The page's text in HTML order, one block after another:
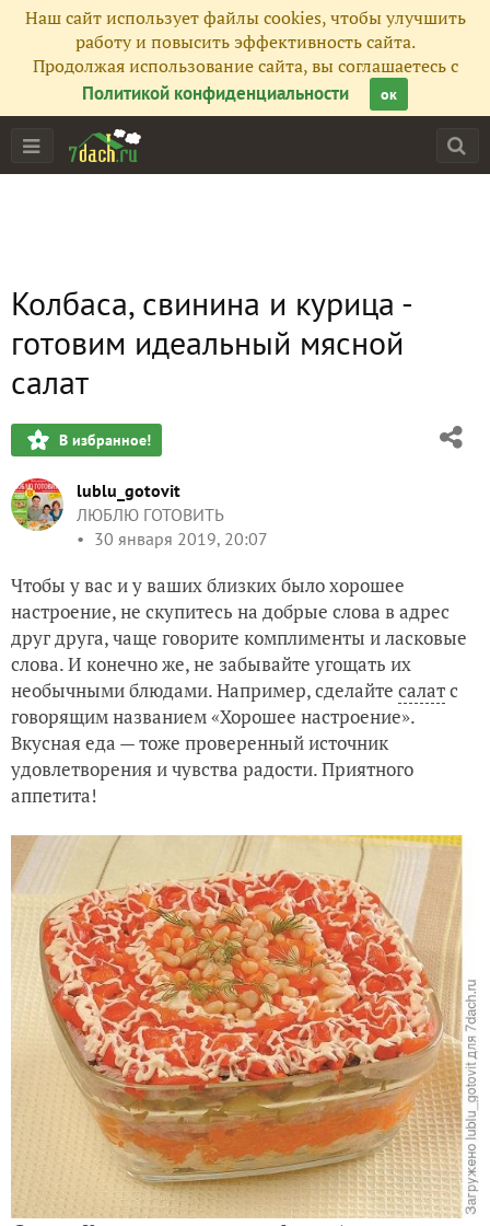
Наш сайт использует файлы cookies, чтобы улучшить
работу и повысить эффективность сайта.
Продолжая использование сайта, вы соглашаетесь с
Политикой конфиденциальности
ок
Колбаса, свинина и курица -
готовим идеальный мясной
салат
В избранное!
lublu_gotovit
ЛЮБЛЮ ГОТОВИТЬ
30 января 2019, 20:07
Чтобы у вас и у ваших близких было хорошее
настроение, не скупитесь на добрые слова в адрес
друг друга, чаще говорите комплименты и ласковые
слова. И конечно же, не забывайте угощать их
необычными блюдами. Например, сделайте салатс
говорящим названием «Хорошее настроение».
Вкусная еда — тоже проверенный источник
удовлетворения и чувства радости. Приятного
аппетита!